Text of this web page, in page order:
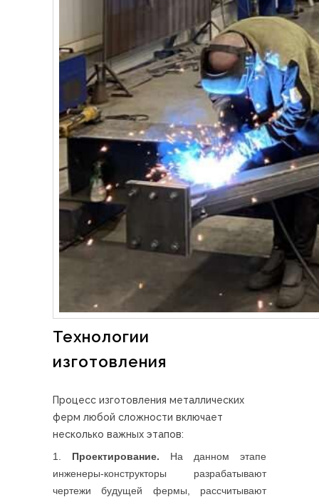
Технологии
изготовления
Процесс изготовления металлических
ферм любой сложности включает
несколько важных этапов:
Проектирование. На данном этапе
инженеры-конструкторы разрабатывают
чертежи будущей фермы, рассчитывают